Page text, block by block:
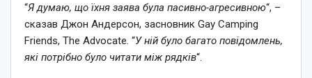
“Я думаю, що їхня заява була пасивно-агресивною“, –
сказав Джон Андерсон, засновник Gay Camping
Friends, The Advocate. “У ній було багато повідомлень,
які потрібно було читати між рядків“.